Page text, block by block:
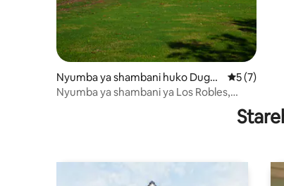
Nyumba ya shambani huko Dugga
n
Ukadiriaji
5 (7)
Nyumba ya shambani ya Los Robles,